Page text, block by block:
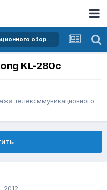
Покупка и продажа телекоммуникационного оборудования
KL-280c
телекоммуникационного
2012